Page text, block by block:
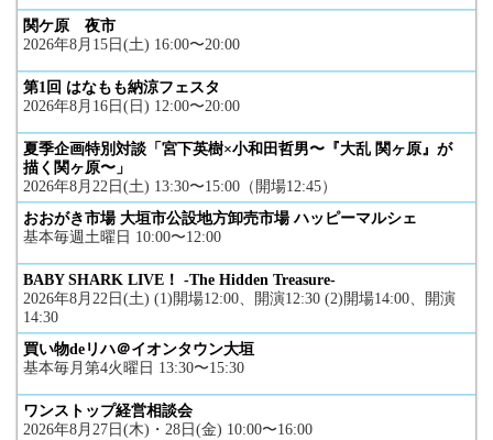
関ケ原 夜市
2026年8月15日(土) 16:00〜20:00
第1回 はなもも納涼フェスタ
2026年8月16日(日) 12:00〜20:00
夏季企画特別対談「宮下英樹×小和田哲男〜『大乱 関ヶ原』が
描く関ヶ原〜」
2026年8月22日(土) 13:30〜15:00（開場12:45）
おおがき市場 大垣市公設地方卸売市場 ハッピーマルシェ
基本毎週土曜日 10:00〜12:00
BABY SHARK LIVE！ -The Hidden Treasure-
2026年8月22日(土) (1)開場12:00、開演12:30 (2)開場14:00、開演
14:30
買い物deリハ＠イオンタウン大垣
基本毎月第4火曜日 13:30〜15:30
ワンストップ経営相談会
2026年8月27日(木)・28日(金) 10:00〜16:00